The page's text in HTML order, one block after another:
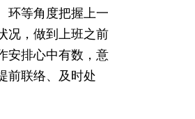
环等角度把握上一
况，做到上班之前
安排心中有数，意
前联络、及时处